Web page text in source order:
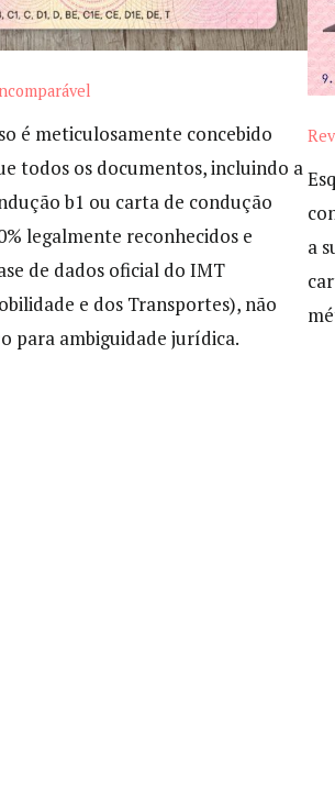
é meticulosamente concebido
todos os documentos, incluindo a
b1 ou carta de condução
legalmente reconhecidos e
de dados oficial do IMT
e dos Transportes), não
para ambiguidade jurídica.
a